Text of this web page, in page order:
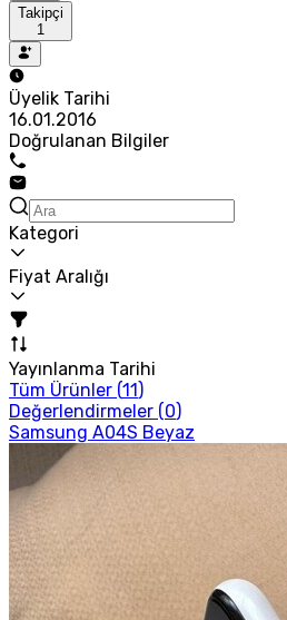
Takipçi
1
Üyelik Tarihi
16.01.2016
Doğrulanan Bilgiler
Kategori
Fiyat Aralığı
Yayınlanma Tarihi
Tüm Ürünler (11)
Değerlendirmeler (0)
Samsung A04S Beyaz